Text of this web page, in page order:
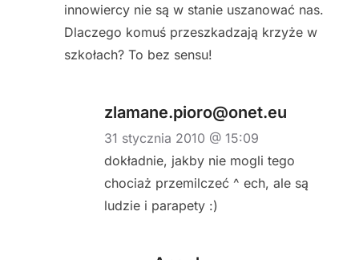
innowiercy nie są w stanie uszanować nas.
Dlaczego komuś przeszkadzają krzyże w
szkołach? To bez sensu!
zlamane.pioro@onet.eu
31 stycznia 2010 @ 15:09
dokładnie, jakby nie mogli tego
chociaż przemilczeć ^ ech, ale są
ludzie i parapety :)